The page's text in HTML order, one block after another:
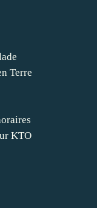
Terre
KTO